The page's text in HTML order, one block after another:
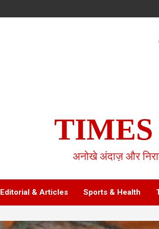
TIMES
अनोखे अंदाज़ और
Editorial & Articles Sports & Health